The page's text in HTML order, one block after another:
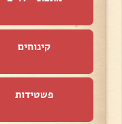
קינוחים
פשטידות